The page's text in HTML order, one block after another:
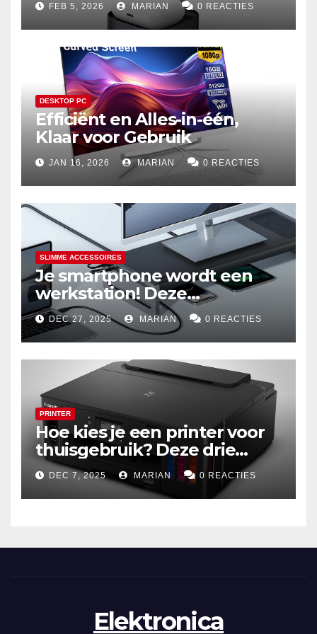
FEB 5, 2026 MARIAN 0 REACTIES
DESKTOP PC
Efficiënt en Alles-in-één,
Klaar voor Gebruik
JAN 16, 2026 MARIAN 0 REACTIES
SLIMME ACCESSOIRES
Je smartphone wordt een
werkstation! Deze
dockingstations zijn het
waard om te kopen
DEC 27, 2025 MARIAN 0 REACTIES
PRINTER
Hoe kies je een printer voor
thuisgebruik? Deze drie
draadloze modellen zijn écht
zuinig en indrukwekkend
DEC 7, 2025 MARIAN 0 REACTIES
Elektronica